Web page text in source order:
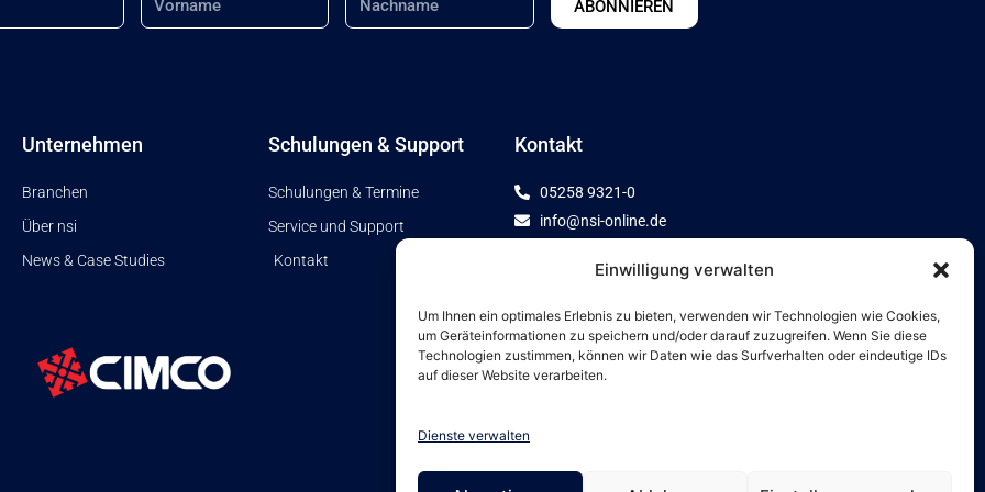
Einwilligung verwalten
Um Ihnen ein optimales Erlebnis zu bieten, verwenden wir Technologien wie Cookies,
um Geräteinformationen zu speichern und/oder darauf zuzugreifen. Wenn Sie diese
Technologien zustimmen, können wir Daten wie das Surfverhalten oder eindeutige IDs
auf dieser Website verarbeiten.
Dienste verwalten
ABONNIEREN
Unternehmen
Branchen
Über nsi
News & Case Studies
Schulungen & Support
Schulungen & Termine
Service und Support
Kontakt
Kontakt
05258 9321-0
info@nsi-online.de
33154 Salzkotten